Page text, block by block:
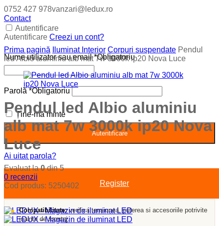
0752 427 978vanzari@ledux.ro
Contact
Autentificare
Autentificare Creezi un cont?
Nume utilizator sau email*Obligatoriu
Parolă *Obligatoriu
Ține-mă minte
Autentificare
Ai uitat parola?
Register
Prima pagină Iluminat Interior Corpuri suspendate Pendul
led Albio aluminiu alb mat 7w 3000k ip20 Nova Luce
Pendul led Albio aluminiu
alb mat 7w 3000k ip20 Nova
Luce
Evaluat la0din 5
0 recenzii
Cod produs: 5250402
Compatibilitate:verifica tensiunea, puterea si accesoriile potrivite
inainte de montaj.